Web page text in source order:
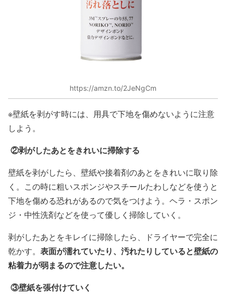
https://amzn.to/2JeNgCm
※壁紙を剥がす時には、用具で下地を傷めないように注意
しよう。
②剥がしたあとをきれいに掃除する
壁紙を剥がしたら、壁紙や接着剤のあとをきれいに取り除
く。この時に粗いスポンジやスチールたわしなどを使うと
下地を傷める恐れがあるので気をつけよう。ヘラ・スポン
ジ・中性洗剤などを使って優しく掃除していく。
剥がしたあとをキレイに掃除したら、ドライヤーで完全に
乾かす。 表面が濡れていたり、汚れたりしていると壁紙の
粘着力が弱まるので注意したい。
③壁紙を張付けていく